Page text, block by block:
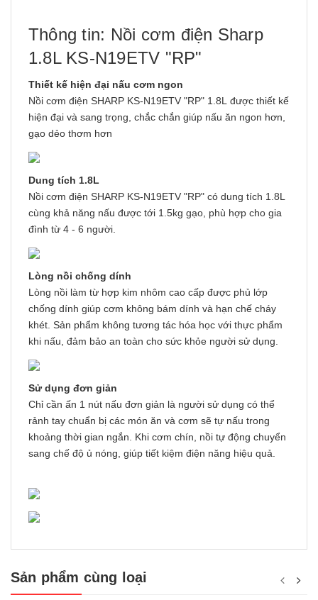
Thông tin: Nồi cơm điện Sharp
1.8L KS-N19ETV "RP"
Thiết kế hiện đại nấu cơm ngon
Nồi cơm điện SHARP KS-N19ETV "RP" 1.8L được thiết kế
hiện đại và sang trọng, chắc chắn giúp nấu ăn ngon hơn,
gạo dẻo thơm hơn
Dung tích 1.8L
Nồi cơm điện SHARP KS-N19ETV "RP" có dung tích 1.8L
cùng khả năng nấu được tới 1.5kg gạo, phù hợp cho gia
đình từ 4 - 6 người.
Lòng nồi chống dính
Lòng nồi làm từ hợp kim nhôm cao cấp được phủ lớp
chống dính giúp cơm không bám dính và hạn chế cháy
khét. Sản phẩm không tương tác hóa học với thực phẩm
khi nấu, đảm bảo an toàn cho sức khỏe người sử dụng.
Sử dụng đơn giản
Chỉ cần ấn 1 nút nấu đơn giản là người sử dụng có thể
rảnh tay chuẩn bị các món ăn và cơm sẽ tự nấu trong
khoảng thời gian ngắn. Khi cơm chín, nồi tự động chuyển
sang chế độ ủ nóng, giúp tiết kiệm điện năng hiệu quả.
Sản phẩm cùng loại